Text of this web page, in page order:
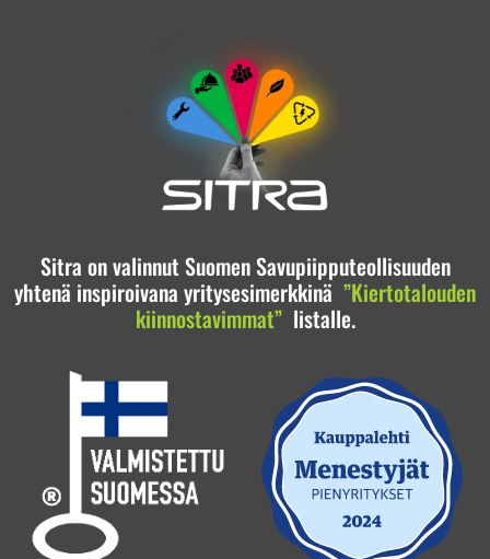
Sitra on valinnut Suomen Savupiipputeollisuuden
yhtenä inspiroivana yritysesimerkkinä ”Kiertotalouden
kiinnostavimmat”listalle.